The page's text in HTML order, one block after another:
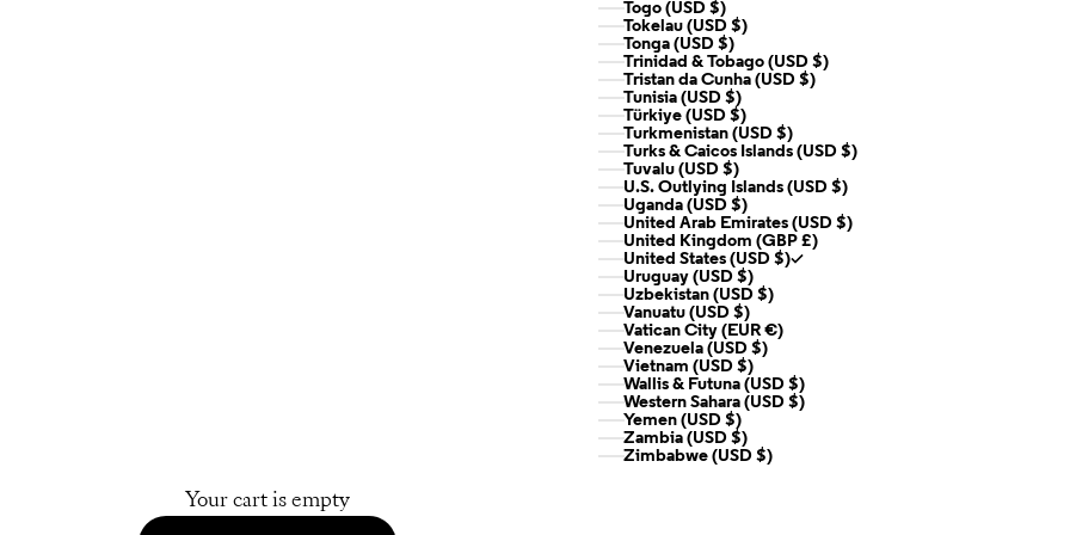
Togo (USD $)
Tokelau (USD $)
Tonga (USD $)
Trinidad & Tobago (USD $)
Tristan da Cunha (USD $)
Tunisia (USD $)
Türkiye (USD $)
Turkmenistan (USD $)
Turks & Caicos Islands (USD $)
Tuvalu (USD $)
U.S. Outlying Islands (USD $)
Uganda (USD $)
United Arab Emirates (USD $)
United Kingdom (GBP £)
United States (USD $)
Uruguay (USD $)
Uzbekistan (USD $)
Vanuatu (USD $)
Vatican City (EUR €)
Venezuela (USD $)
Vietnam (USD $)
Wallis & Futuna (USD $)
Western Sahara (USD $)
Yemen (USD $)
Zambia (USD $)
Zimbabwe (USD $)
Your cart is empty